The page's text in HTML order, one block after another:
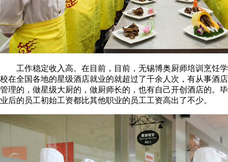
工作稳定收入高。在目前，目前，无锡博奥厨师培训烹饪学
校在全国各地的星级酒店就业的就超过了千余人次，有从事酒店
管理的，做星级大厨的，做厨师长的，也有自己开创酒店的。毕
业后的员工初始工资都比其他职业的员工工资高出了不少。